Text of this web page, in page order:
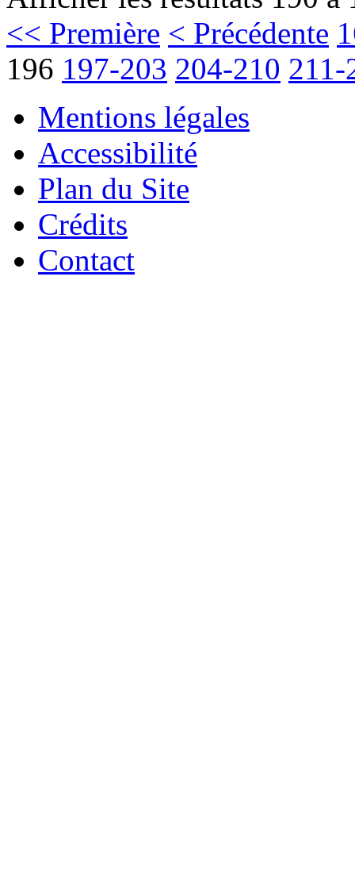
<< Première < Précédente
196 197-203 204-210 211-
Mentions légales
Accessibilité
Plan du Site
Crédits
Contact